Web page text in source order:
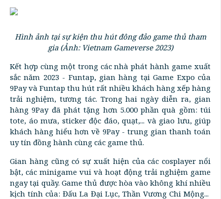
Hình ảnh tại sự kiện thu hút đông đảo game thủ tham
gia (Ảnh: Vietnam Gameverse 2023)
Kết hợp cùng một trong các nhà phát hành game xuất
sắc năm 2023 - Funtap, gian hàng tại Game Expo của
9Pay và Funtap thu hút rất nhiều khách hàng xếp hàng
trải nghiệm, tương tác. Trong hai ngày diễn ra, gian
hàng 9Pay đã phát tặng hơn 5.000 phần quà gồm: túi
tote, áo mưa, sticker độc đáo, quạt,... và giao lưu, giúp
khách hàng hiểu hơn về 9Pay - trung gian thanh toán
uy tín đồng hành cùng các game thủ.
Gian hàng cũng có sự xuất hiện của các cosplayer nổi
bật, các minigame vui và hoạt động trải nghiệm game
ngay tại quầy. Game thủ được hòa vào không khí nhiều
kịch tính của: Đấu La Đại Lục, Thần Vương Chi Mộng...